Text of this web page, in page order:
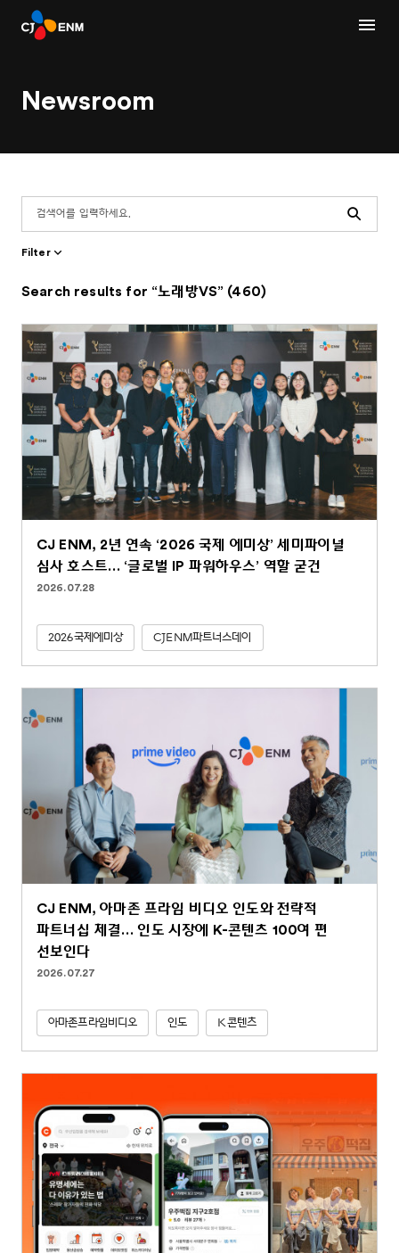
Newsroom
Search
Filter
Search results for “노래방VS” (460)
CJ ENM, 2년 연속 ‘2026 국제 에미상’ 세미파이널
심사 호스트… ‘글로벌 IP 파워하우스’ 역할 굳건
2026.07.28
2026국제에미상 CJENM파트너스데이
CJ ENM, 아마존 프라임 비디오 인도와 전략적
파트너십 체결… 인도 시장에 K-콘텐츠 100여 편
선보인다
2026.07.27
아마존프라임비디오 인도 K콘텐츠